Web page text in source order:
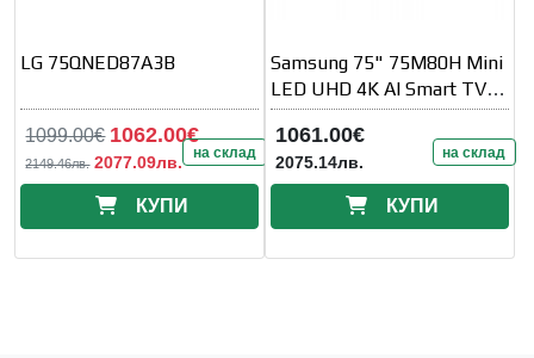
LG 75QNED87A3B
1099.00€ 1062.00€
2149.46лв. 2077.09лв. на склад
КУПИ
Samsung 75" 75M80H Mini
LED UHD 4K AI Smart TV
144 Hz VRR (100 Hz Native)
2026
1061.00€
2075.14лв. на склад
КУПИ